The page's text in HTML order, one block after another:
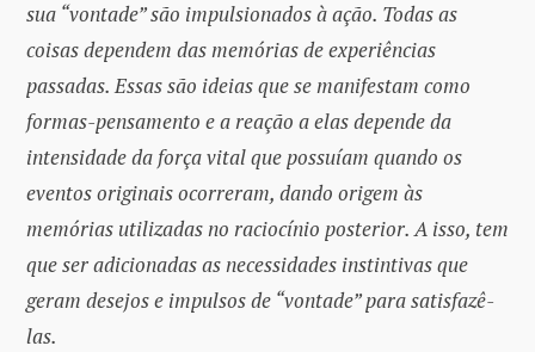
sua “vontade” são impulsionados à ação. Todas as
coisas dependem das memórias de experiências
passadas. Essas são ideias que se manifestam como
formas-pensamento e a reação a elas depende da
intensidade da força vital que possuíam quando os
eventos originais ocorreram, dando origem às
memórias utilizadas no raciocínio posterior. A isso, tem
que ser adicionadas as necessidades instintivas que
geram desejos e impulsos de “vontade” para satisfazê-
las.